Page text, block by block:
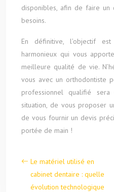
disponibles, afin de faire
besoins.
En définitive, l’objectif
harmonieux qui vous
meilleure qualité de vie.
vous avec un orthodontiste
professionnel qualifié
situation, de vous proposer
de vous fournir un devis
portée de main !
Le matériel utilisé en
cabinet dentaire : quelle
évolution technologique